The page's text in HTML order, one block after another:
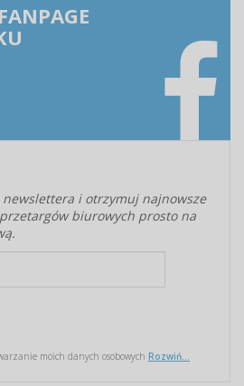
newslettera i otrzymuj najnowsze
biurowych prosto na
moich danych osobowych Rozwiń...